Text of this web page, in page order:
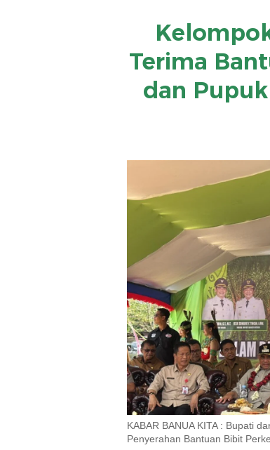
Terima
dan
KABAR BANUA KITA : Bupati
Penyerahan Bantuan Bibit